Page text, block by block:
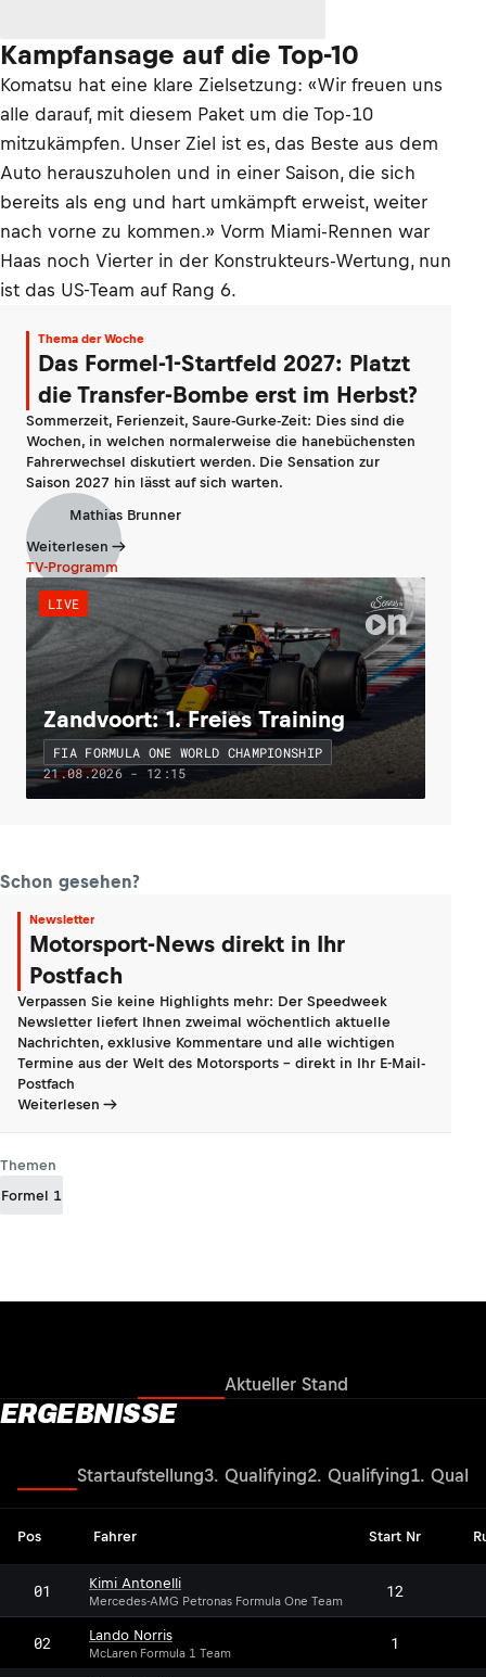
Kampfansage auf die Top-10
Komatsu hat eine klare Zielsetzung: «Wir freuen uns
alle darauf, mit diesem Paket um die Top-10
mitzukämpfen. Unser Ziel ist es, das Beste aus dem
Auto herauszuholen und in einer Saison, die sich
bereits als eng und hart umkämpft erweist, weiter
nach vorne zu kommen.» Vorm Miami-Rennen war
Haas noch Vierter in der Konstrukteurs-Wertung, nun
ist das US-Team auf Rang 6.
Thema der Woche
Das Formel-1-Startfeld 2027: Platzt
die Transfer-Bombe erst im Herbst?
Sommerzeit, Ferienzeit, Saure-Gurke-Zeit: Dies sind die
Wochen, in welchen normalerweise die hanebüchensten
Fahrerwechsel diskutiert werden. Die Sensation zur
Saison 2027 hin lässt auf sich warten.
Mathias Brunner
Weiterlesen
TV-Programm
LIVE
Zandvoort: 1. Freies Training
FIA FORMULA ONE WORLD CHAMPIONSHIP
21.08.2026 - 12:15
Schon gesehen?
Newsletter
Motorsport-News direkt in Ihr
Postfach
Verpassen Sie keine Highlights mehr: Der Speedweek
Newsletter liefert Ihnen zweimal wöchentlich aktuelle
Nachrichten, exklusive Kommentare und alle wichtigen
Termine aus der Welt des Motorsports - direkt in Ihr E-Mail-
Postfach
Weiterlesen
Themen
Formel 1
Aktueller Stand
ERGEBNISSE
Startaufstellung3. Qualifying2. Qualifying1.
Pos Fahrer Start Nr
01 Kimi Antonelli
Mercedes-AMG Petronas Formula One Team 12
02 Lando Norris
McLaren Formula 1 Team 1